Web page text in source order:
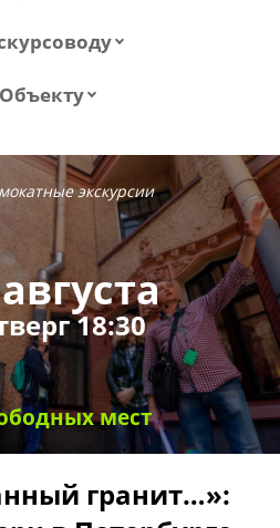
Объекту
экскурсии
18:30
мест
гранит…»: